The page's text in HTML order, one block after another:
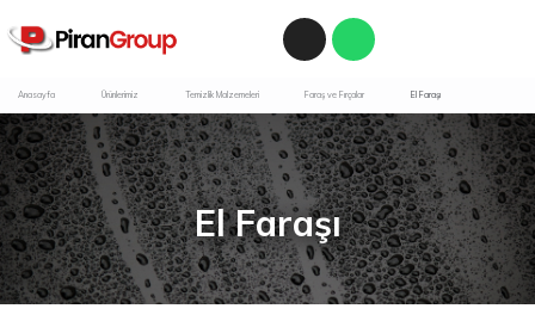
El Faraşı
Anasayfa Ürünlerimiz Temizlik Malzemeleri Faraş ve Fırçalar El Faraşı